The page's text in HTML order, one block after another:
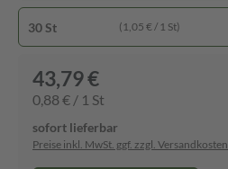
30 St (1,05 € / 1 St)
43,79 €
0,88 € / 1 St
sofort lieferbar
Preise inkl. MwSt. ggf. zzgl. Versandkosten